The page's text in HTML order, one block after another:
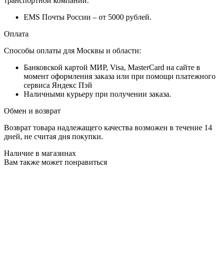
EMS Почты России – от 5000 рублей.
Оплата
Способы оплаты для Москвы и области:
Банковской картой МИР, Visa, MasterCard на сайте в
момент оформления заказа или при помощи платежного
сервиса Яндекс Пэй
Наличными курьеру при получении заказа.
Обмен и возврат
Возврат товара надлежащего качества возможен в течение 14
дней, не считая дня покупки.
Наличие в магазинах
Вам также может понравиться